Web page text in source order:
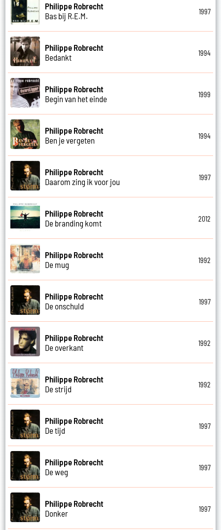
Philippe Robrecht
Bas bij R.E.M.
1997
Philippe Robrecht
Bedankt
1994
Philippe Robrecht
Begin van het einde
1999
Philippe Robrecht
Ben je vergeten
1994
Philippe Robrecht
Daarom zing ik voor jou
1997
Philippe Robrecht
De branding komt
2012
Philippe Robrecht
De mug
1992
Philippe Robrecht
De onschuld
1997
Philippe Robrecht
De overkant
1992
Philippe Robrecht
De strijd
1992
Philippe Robrecht
De tijd
1997
Philippe Robrecht
De weg
1997
Philippe Robrecht
Donker
1997